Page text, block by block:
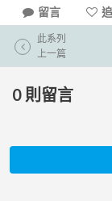
留言
此系列
上一篇
0 則留言